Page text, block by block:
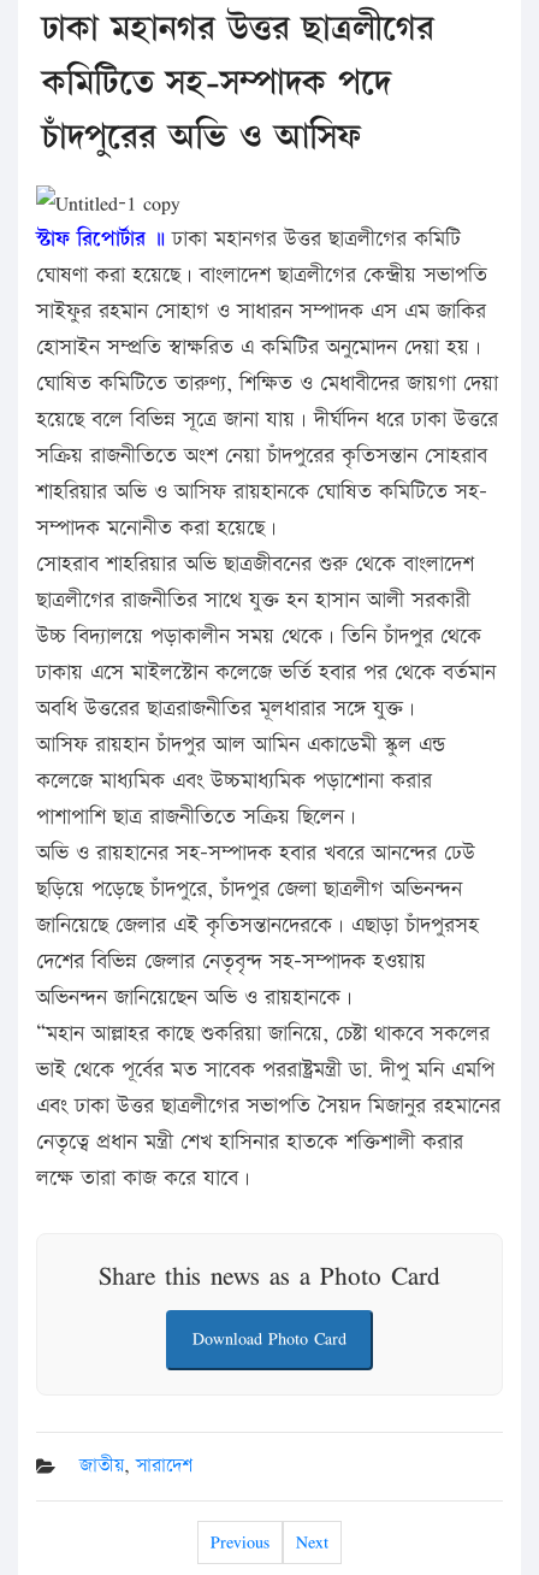
ঢাকা মহানগর উত্তর ছাত্রলীগের
কমিটিতে সহ-সম্পাদক পদে
চাঁদপুরের অভি ও আসিফ
স্টাফ রিপোর্টার ॥ ঢাকা মহানগর উত্তর ছাত্রলীগের কমিটি
ঘোষণা করা হয়েছে। বাংলাদেশ ছাত্রলীগের কেন্দ্রীয় সভাপতি
সাইফুর রহমান সোহাগ ও সাধারন সম্পাদক এস এম জাকির
হোসাইন সম্প্রতি স্বাক্ষরিত এ কমিটির অনুমোদন দেয়া হয়।
ঘোষিত কমিটিতে তারুণ্য, শিক্ষিত ও মেধাবীদের জায়গা দেয়া
হয়েছে বলে বিভিন্ন সূত্রে জানা যায়। দীর্ঘদিন ধরে ঢাকা উত্তরে
সক্রিয় রাজনীতিতে অংশ নেয়া চাঁদপুরের কৃতিসন্তান সোহরাব
শাহরিয়ার অভি ও আসিফ রায়হানকে ঘোষিত কমিটিতে সহ-
সম্পাদক মনোনীত করা হয়েছে।
সোহরাব শাহরিয়ার অভি ছাত্রজীবনের শুরু থেকে বাংলাদেশ
ছাত্রলীগের রাজনীতির সাথে যুক্ত হন হাসান আলী সরকারী
উচ্চ বিদ্যালয়ে পড়াকালীন সময় থেকে। তিনি চাঁদপুর থেকে
ঢাকায় এসে মাইলস্টোন কলেজে ভর্তি হবার পর থেকে বর্তমান
অবধি উত্তরের ছাত্ররাজনীতির মূলধারার সঙ্গে যুক্ত।
আসিফ রায়হান চাঁদপুর আল আমিন একাডেমী স্কুল এন্ড
কলেজে মাধ্যমিক এবং উচ্চমাধ্যমিক পড়াশোনা করার
পাশাপাশি ছাত্র রাজনীতিতে সক্রিয় ছিলেন।
অভি ও রায়হানের সহ-সম্পাদক হবার খবরে আনন্দের ঢেউ
ছড়িয়ে পড়েছে চাঁদপুরে, চাঁদপুর জেলা ছাত্রলীগ অভিনন্দন
জানিয়েছে জেলার এই কৃতিসন্তানদেরকে। এছাড়া চাঁদপুরসহ
দেশের বিভিন্ন জেলার নেতৃবৃন্দ সহ-সম্পাদক হওয়ায়
অভিনন্দন জানিয়েছেন অভি ও রায়হানকে।
“মহান আল্লাহর কাছে শুকরিয়া জানিয়ে, চেষ্টা থাকবে সকলের
ভাই থেকে পূর্বের মত সাবেক পররাষ্ট্রমন্ত্রী ডা. দীপু মনি এমপি
এবং ঢাকা উত্তর ছাত্রলীগের সভাপতি সৈয়দ মিজানুর রহমানের
নেতৃত্বে প্রধান মন্ত্রী শেখ হাসিনার হাতকে শক্তিশালী করার
লক্ষে তারা কাজ করে যাবে।
Share this news as a Photo Card
Download Photo Card
জাতীয়,সারাদেশ
Previous Next